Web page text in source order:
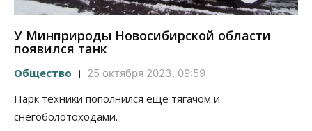
У Минприроды Новосибирской области
появился танк
Общество 25 октября 2023, 09:59
Парк техники пополнился еще тягачом и
снегоболотоходами.